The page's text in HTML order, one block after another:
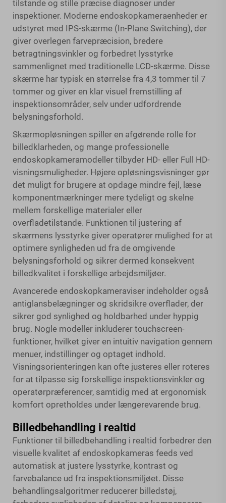
tilstande og stille præcise diagnoser under
inspektioner. Moderne endoskopkameraenheder er
udstyret med IPS-skærme (In-Plane Switching), der
giver overlegen farvepræcision, bredere
betragtningsvinkler og forbedret lysstyrke
sammenlignet med traditionelle LCD-skærme. Disse
skærme har typisk en størrelse fra 4,3 tommer til 7
tommer og giver en klar visuel fremstilling af
inspektionsområder, selv under udfordrende
belysningsforhold.
Skærmopløsningen spiller en afgørende rolle for
billedklarheden, og mange professionelle
endoskopkameramodeller tilbyder HD- eller Full HD-
visningsmuligheder. Højere opløsningsvisninger gør
det muligt for brugere at opdage mindre fejl, læse
komponentmærkninger mere tydeligt og skelne
mellem forskellige materialer eller
overfladetilstande. Funktionen til justering af
skærmens lysstyrke giver operatører mulighed for at
optimere synligheden ud fra de omgivende
belysningsforhold og sikrer dermed konsekvent
billedkvalitet i forskellige arbejdsmiljøer.
Avancerede endoskopkameraviser indeholder også
antiglansbelægninger og skridsikre overflader, der
sikrer god synlighed og holdbarhed under hyppig
brug. Nogle modeller inkluderer touchscreen-
funktioner, hvilket giver en intuitiv navigation gennem
menuer, indstillinger og optaget indhold.
Visningsorienteringen kan ofte justeres eller roteres
for at tilpasse sig forskellige inspektionsvinkler og
operatørpræferencer, samtidig med at ergonomisk
komfort opretholdes under længerevarende brug.
Billedbehandling i realtid
Funktioner til billedbehandling i realtid forbedrer den
visuelle kvalitet af endoskopkameras feeds ved
automatisk at justere lysstyrke, kontrast og
farvebalance ud fra inspektionsmiljøet. Disse
behandlingsalgoritmer reducerer billedstøj,